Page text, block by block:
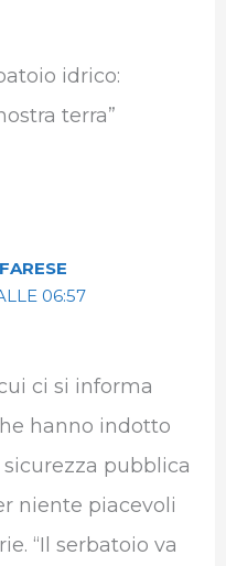
idrico:
terra”
06:57
ci si informa
hanno indotto
pubblica
niente piacevoli
“Il serbatoio va